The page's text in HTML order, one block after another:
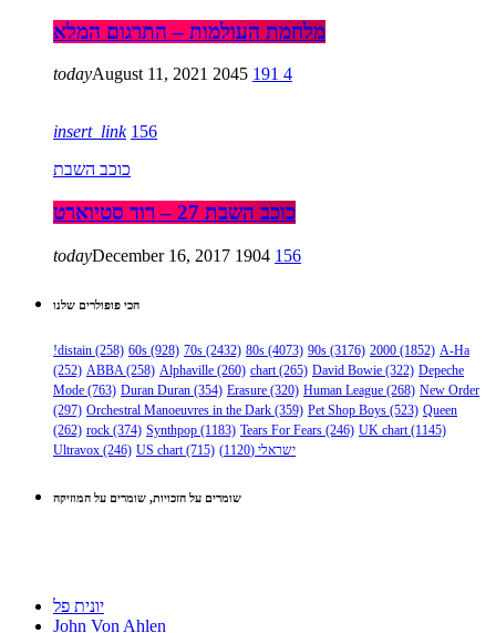
מלחמת העולמות – התרגום המלא
todayAugust 11, 2021 2045 191 4
insert_link 156
כוכב השבת
כוכב השבת 27 – רוד סטיוארט
todayDecember 16, 2017 1904 156
הכי פופולרים שלנו
!distain (258) 60s (928) 70s (2432) 80s (4073) 90s (3176) 2000 (1852) A-Ha
(252) ABBA(258) Alphaville (260) chart(265) David Bowie (322) Depeche
Mode (763) Duran Duran (354) Erasure (320) Human League (268) New Order
(297) Orchestral Manoeuvres in the Dark (359) Pet Shop Boys (523) Queen
(262) rock (374) Synthpop (1183) Tears For Fears (246) UK chart(1145)
Ultravox (246) US chart(715) ישראלי (1120)
שומרים על הזכויות, שומרים על המוזיקה
יונית פל
John Von Ahlen